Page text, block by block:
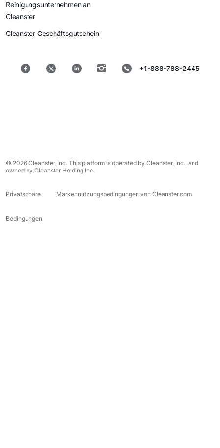
Reinigungsunternehmen an
Cleanster
Cleanster Geschäftsgutschein
+1-888-788-2445
© 2026 Cleanster, Inc. This platform is operated by Cleanster, Inc., and
owned by Cleanster Holding Inc.
Privatsphäre Markennutzungsbedingungen von Cleanster.com
Bedingungen